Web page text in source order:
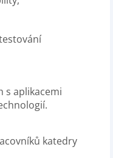
s aplikacemi
katedry